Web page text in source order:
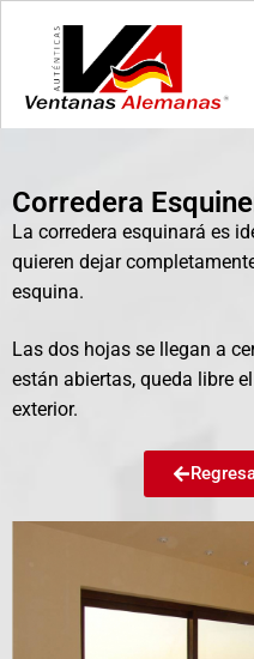
Corredera
La corredera esquinará es
quieren dejar
esquina.
Las dos hojas se llegan a
están abiertas, queda libre
exterior.